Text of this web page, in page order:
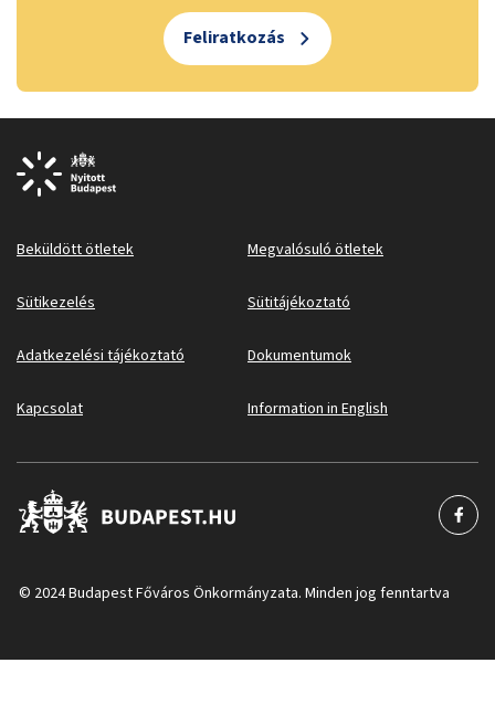
Feliratkozás
Beküldött ötletek Megvalósuló ötletek
Sütikezelés Sütitájékoztató
Adatkezelési tájékoztató Dokumentumok
Kapcsolat Information in English
© 2024 Budapest Főváros Önkormányzata. Minden jog fenntartva